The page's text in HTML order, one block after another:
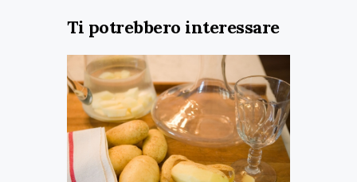
Ti potrebbero interessare